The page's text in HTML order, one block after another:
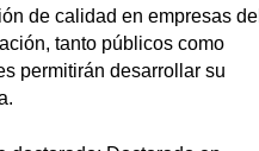
de calidad en empresas del
tanto públicos como
permitirán desarrollar su